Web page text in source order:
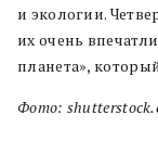
и экологии.
их очень
планета»,
Фото: